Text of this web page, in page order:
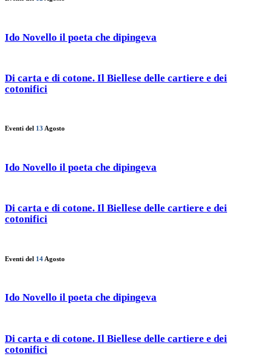
Ido Novello il poeta che dipingeva
Di carta e di cotone. Il Biellese delle cartiere e dei
cotonifici
Eventi del 13 Agosto
Ido Novello il poeta che dipingeva
Di carta e di cotone. Il Biellese delle cartiere e dei
cotonifici
Eventi del 14 Agosto
Ido Novello il poeta che dipingeva
Di carta e di cotone. Il Biellese delle cartiere e dei
cotonifici